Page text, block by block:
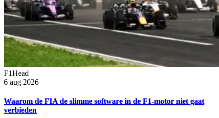
F1Head
6 aug 2026
Waarom de FIA de slimme software in de F1-motor niet gaat
verbieden